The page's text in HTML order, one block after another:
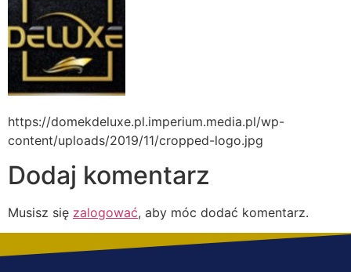
https://domekdeluxe.pl.imperium.media.pl/wp-
content/uploads/2019/11/cropped-logo.jpg
Dodaj komentarz
Musisz się zalogować, aby móc dodać komentarz.